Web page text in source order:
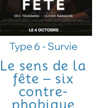
Type 6 - Survie
Le sens de la
fête – six
contre-
phobique